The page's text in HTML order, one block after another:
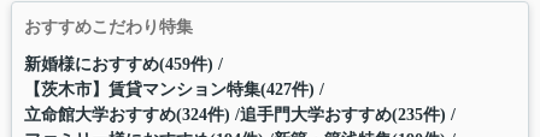
おすすめこだわり特集
新婚様におすすめ(459件)
【茨木市】賃貸マンション特集(427件)
立命館大学おすすめ(324件) 追手門大学おすすめ(235件)